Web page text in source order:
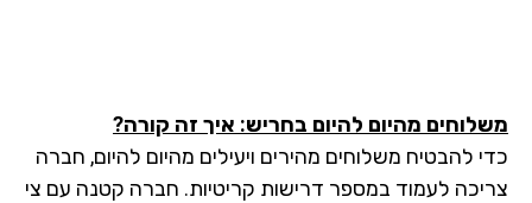
מהיום להיום בחריש: איך זה קורה?
להבטיח משלוחים מהירים ויעילים מהיום להיום, חברה
לעמוד במספר דרישות קריטיות. חברה קטנה עם צי